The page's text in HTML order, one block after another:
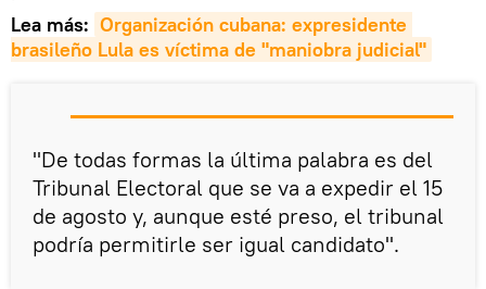
Lea más: Organización cubana: expresidente
brasileño Lula es víctima de "maniobra judicial"
"De todas formas la última palabra es del
Tribunal Electoral que se va a expedir el 15
de agosto y, aunque esté preso, el tribunal
podría permitirle ser igual candidato".